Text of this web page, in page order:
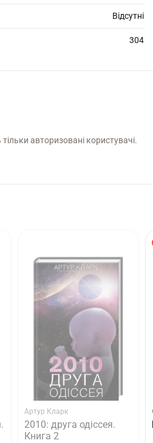
Відсутні
304
авторизовані користувачі.
Артур Кларк
2010: друга одіссея.
Книга 2